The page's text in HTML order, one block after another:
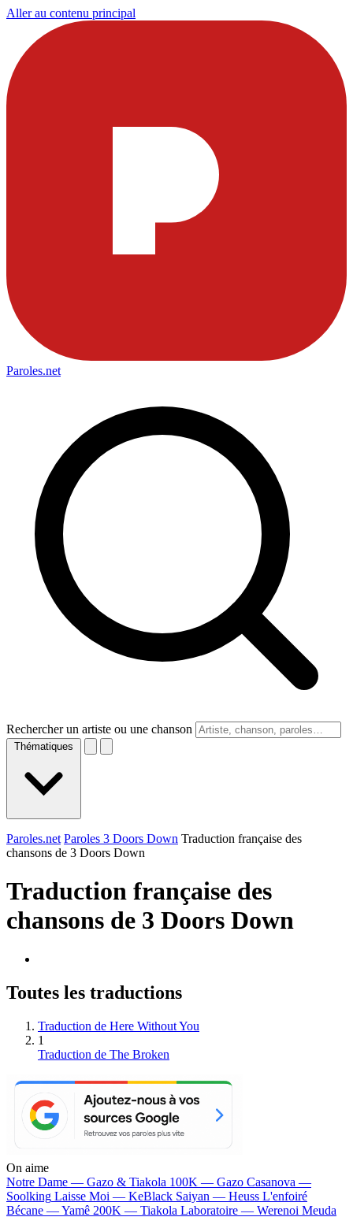
Aller au contenu principal
Paroles.net
Rechercher un artiste ou une chanson
Thématiques
Paroles.net Paroles 3 Doors Down Traduction française des
chansons de 3 Doors Down
Traduction française des
chansons de 3 Doors Down
Toutes les traductions
Traduction de Here Without You
1
Traduction de The Broken
On aime
Notre Dame — Gazo & Tiakola 100K — Gazo Casanova —
Soolking Laisse Moi — KeBlack Saiyan — Heuss L'enfoiré
Bécane —Yamê 200K — Tiakola Laboratoire — Werenoi Meuda